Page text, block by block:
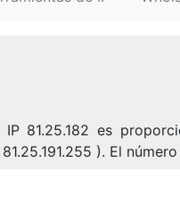
81.25.182 es
81.25.191.255 ). El